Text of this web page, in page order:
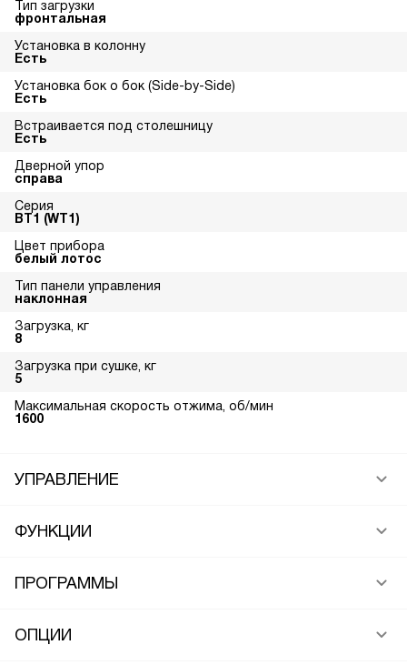
Тип загрузки
фронтальная
Установка в колонну
Есть
Установка бок о бок (Side-by-Side)
Есть
Встраивается под столешницу
Есть
Дверной упор
справа
Серия
ВТ1 (WT1)
Цвет прибора
белый лотос
Тип панели управления
наклонная
Загрузка, кг
8
Загрузка при сушке, кг
5
Максимальная скорость отжима, об/мин
1600
УПРАВЛЕНИЕ
ФУНКЦИИ
ПРОГРАММЫ
ОПЦИИ